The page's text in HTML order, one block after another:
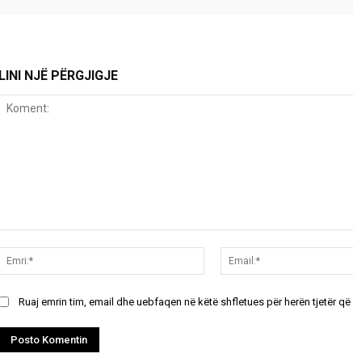
LINI NJË PËRGJIGJE
Emri:*
Ruaj emrin tim, email dhe uebfaqen në këtë shfletues për herën tjetër